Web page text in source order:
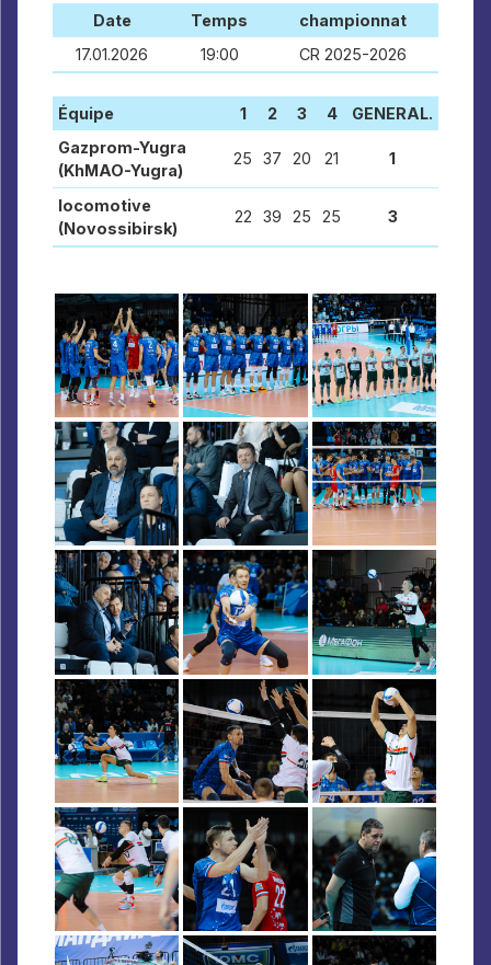
Date Temps
championnat
17.01.2026
19:00 CR 2025-2026
Équipe 1 2 3 4
GENERAL.
Gazprom-Yugra
(KhMAO-Yugra)
25 37 20 21 1
locomotive
(Novossibirsk)
22 39 25 25 3